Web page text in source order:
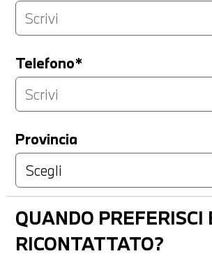
Telefono*
Provincia
QUANDO PREFERISCI
RICONTATTATO?